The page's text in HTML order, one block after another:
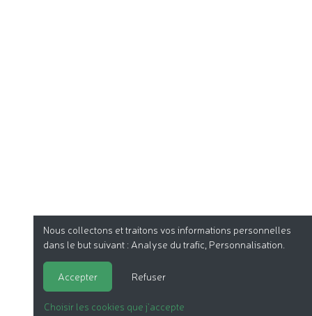
Nous collectons et traitons vos informations personnelles
dans le but suivant : Analyse du trafic, Personnalisation
Accepter Refuser
Choisir les cookies que j'accepte